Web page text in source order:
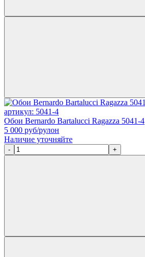
артикул: 5041-4
Обои Bernardo Bartalucci Ragazza 5041-4
5 000 руб/рулон
Наличие уточняйте
- +